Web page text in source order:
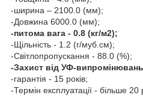
-ширина – 2100.0 (мм);
-Довжина 6000.0 (мм);
-питома вага - 0.8 (кг/м2);
-Щільність - 1.2 (г/муб.см);
-Світлопропускання - 88.0 (%);
-Захист від УФ-
-гарантія - 15 років;
-Термін експлуатації - більше 20